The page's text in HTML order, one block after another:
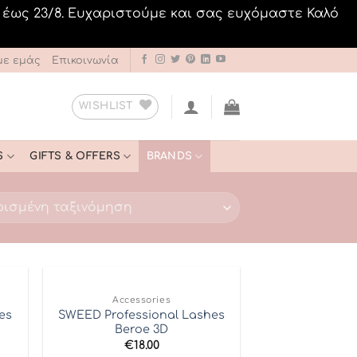
23/8. Ευχαριστούμε και σας ευχόμαστε Καλό
εμάς Επικοινωνία
WISHLIST
GIFTS & OFFERS BRANDS
to
Add to
Wishlist
Accessories
SWEED Professional Lashes
Beroe 3D
€18.00